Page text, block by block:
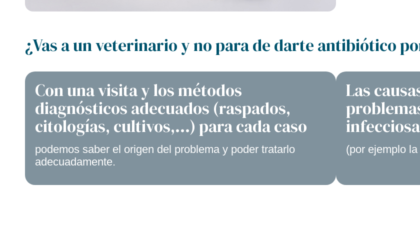
¿Vas a un veterinario y no para de darte antibiótico
Con una visita y los métodos
diagnósticos adecuados (raspados,
citologías, cultivos,…) para cada caso
podemos saber el origen del problema y poder tratarlo
adecuadamente.
Las
(por ejemplo